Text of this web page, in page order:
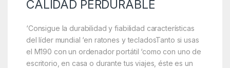
CALIDAD PERDURABLE
‘Consigue la durabilidad y fiabilidad características
del líder mundial ‘en ratones y tecladosTanto si usas
el M190 con un ordenador portátil ‘como con uno de
escritorio, en casa o durante tus viajes, éste es un